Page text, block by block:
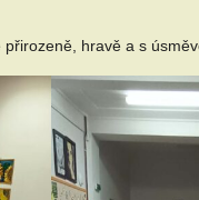
hravě a s